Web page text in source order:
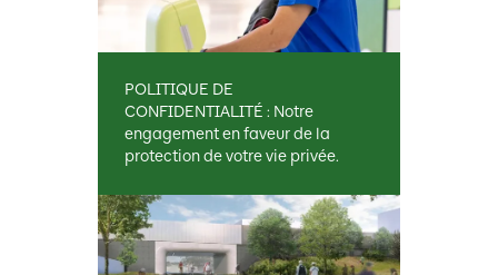
POLITIQUE DE
CONFIDENTIALITÉ : Notre
engagement en faveur de la
protection de votre vie privée.